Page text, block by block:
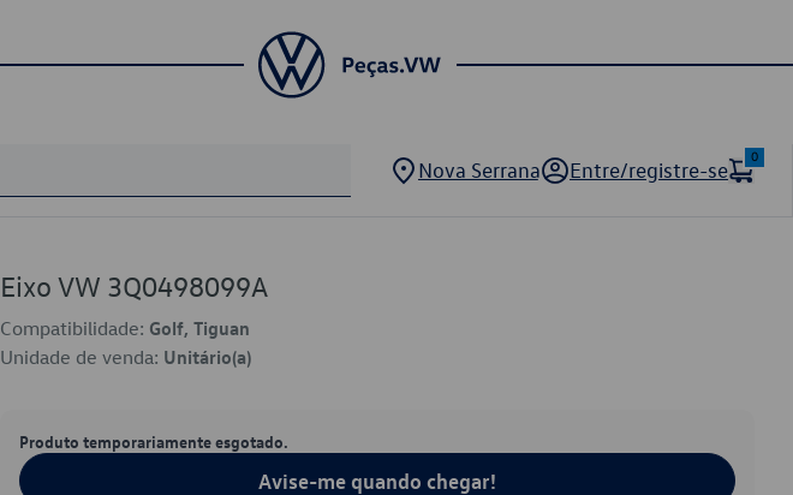
Nova Serrana Entre/registre-se
0
Eixo VW 3Q0498099A
Compatibilidade: Golf, Tiguan
Unidade de venda: Unitário(a)
Produto temporariamente esgotado.
Avise-me quando chegar!